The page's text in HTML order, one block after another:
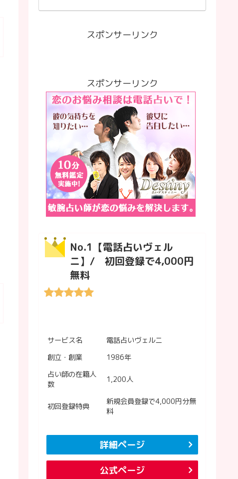
スポンサーリンク
スポンサーリンク
No.1【電話占いヴェル
ニ】/ 初回登録で4,000円
無料
サービス名
電話占いヴェルニ
創立・創業
1986年
占い師の在籍人
数
1,200人
初回登録特典
新規会員登録で4,000円分無
料
詳細ページ
公式ページ